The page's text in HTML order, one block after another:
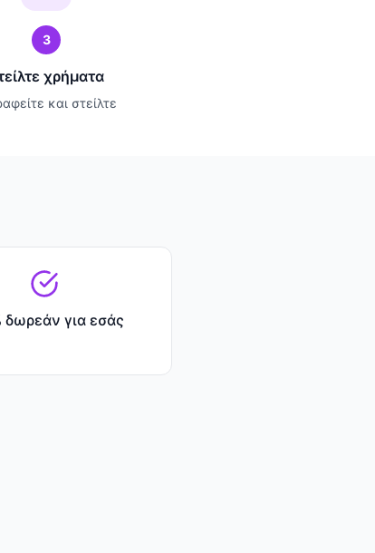
3
χρήματα
και στείλτε
δωρεάν για εσάς